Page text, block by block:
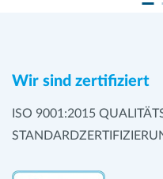
Wir sind zertifiziert
ISO 9001:2015